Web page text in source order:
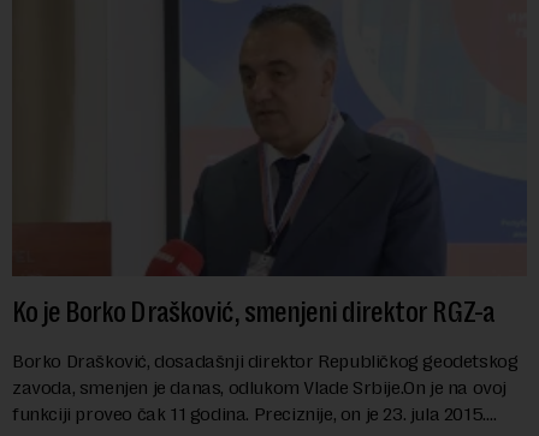
Ko je Borko Drašković, smenjeni direktor RGZ-a
Borko Drašković, dosadašnji direktor Republičkog geodetskog
zavoda, smenjen je danas, odlukom Vlade Srbije.On je na ovoj
funkciji proveo čak 11 godina. Preciznije, on je 23. jula 2015.